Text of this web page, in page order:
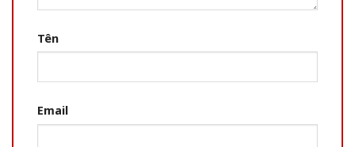
Tên
Email